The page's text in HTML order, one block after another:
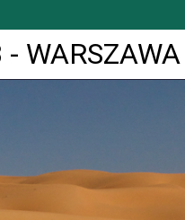
- WARSZAWA